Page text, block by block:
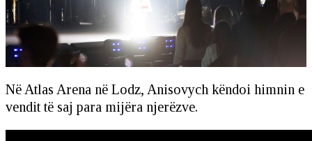
Në Atlas Arena në Lodz, Anisovych këndoi himnin e
vendit të saj para mijëra njerëzve.